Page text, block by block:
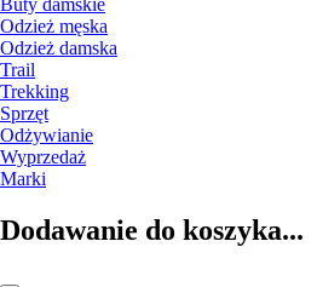
Buty damskie
Odzież męska
Odzież damska
Trail
Trekking
Sprzęt
Odżywianie
Wyprzedaż
Marki
Dodawanie do koszyka...